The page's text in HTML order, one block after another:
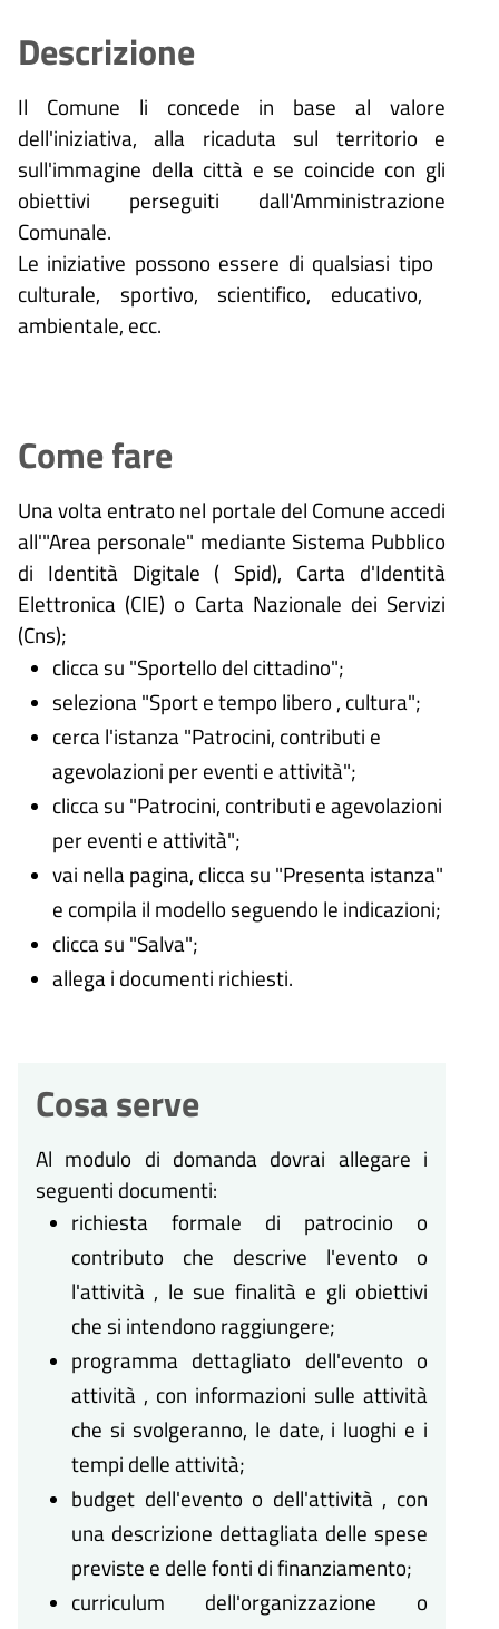
Descrizione
Il Comune li concede in base al valore
dell'iniziativa, alla ricaduta sul territorio e
sull'immagine della città e se coincide con gli
obiettivi perseguiti dall'Amministrazione
Comunale.
Le iniziative possono essere di qualsiasi tipo
culturale, sportivo, scientifico, educativo,
ambientale, ecc.
Come fare
Una volta entrato nel portale del Comune accedi
all'"Area personale" mediante Sistema Pubblico
di Identità Digitale ( Spid), Carta d'Identità
Elettronica (CIE) o Carta Nazionale dei Servizi
(Cns);
clicca su "Sportello del cittadino";
seleziona "Sport e tempo libero , cultura";
cerca l'istanza "Patrocini, contributi e
agevolazioni per eventi e attività";
clicca su "Patrocini, contributi e agevolazioni
per eventi e attività";
vai nella pagina, clicca su "Presenta istanza"
e compila il modello seguendo le indicazioni;
clicca su "Salva";
allega i documenti richiesti.
Cosa serve
Al modulo di domanda dovrai allegare i
seguenti documenti:
richiesta formale di patrocinio o
contributo che descrive l'evento o
l'attività , le sue finalità e gli obiettivi
che si intendono raggiungere;
programma dettagliato dell'evento o
attività , con informazioni sulle attività
che si svolgeranno, le date, i luoghi e i
tempi delle attività;
budget dell'evento o dell'attività , con
una descrizione dettagliata delle spese
previste e delle fonti di finanziamento;
curriculum dell'organizzazione o